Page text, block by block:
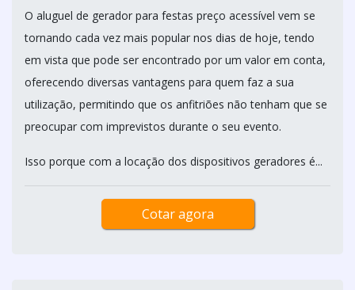
O aluguel de gerador para festas preço acessível vem se
tornando cada vez mais popular nos dias de hoje, tendo
em vista que pode ser encontrado por um valor em conta,
oferecendo diversas vantagens para quem faz a sua
utilização, permitindo que os anfitriões não tenham que se
preocupar com imprevistos durante o seu evento.
Isso porque com a locação dos dispositivos geradores é...
Cotar agora